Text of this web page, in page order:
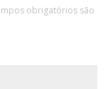
obrigatórios são